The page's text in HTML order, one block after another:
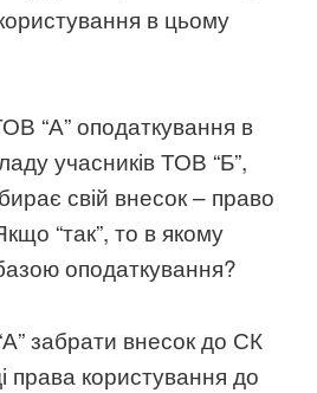
в цьому
“А” оподаткування в
учасників ТОВ “Б”,
свій внесок – право
“так”, то в якому
оподаткування?
забрати внесок до СК
права користування до